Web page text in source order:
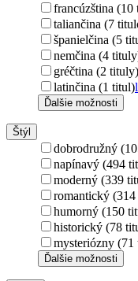
francúzština (10
taliančina (7
španielčina (5
nemčina (4
gréčtina (2 tituly)
latinčina (1 titul)
Ďalšie možnosti
Štýl
dobrodružný
napínavý (494
moderný (339
romantický
humorný (150
historický (78
mysteriózny
Ďalšie možnosti